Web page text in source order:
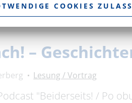
–
Lesung / Vortrag
"Beiderseits! / Po
COOKIES